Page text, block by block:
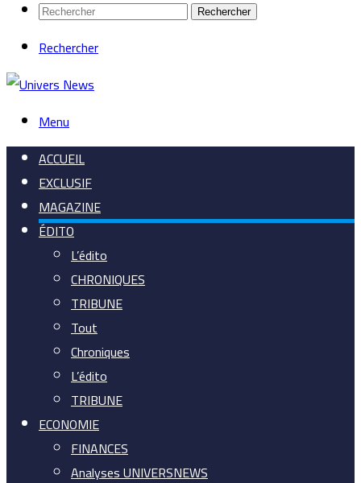
Rechercher
Rechercher
Menu
ACCUEIL
EXCLUSIF
MAGAZINE
ÉDITO
L’édito
CHRONIQUES
TRIBUNE
Tout
Chroniques
L’édito
TRIBUNE
ECONOMIE
FINANCES
Analyses UNIVERSNEWS